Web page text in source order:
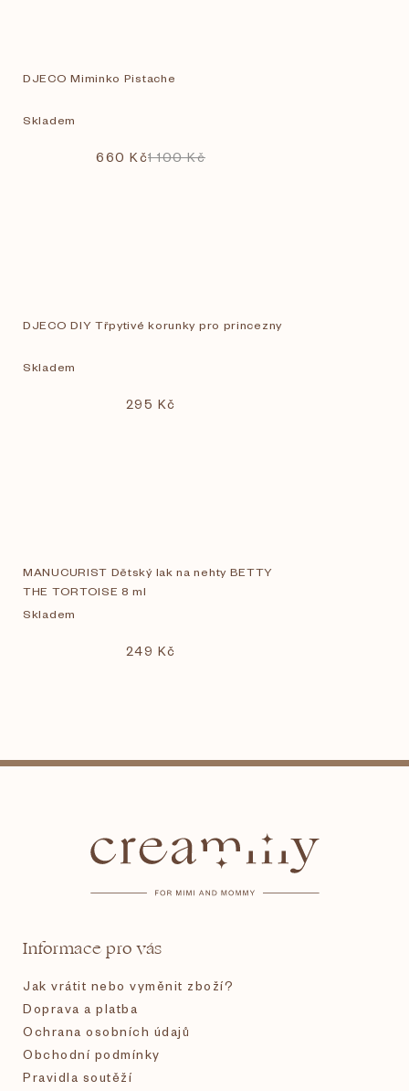
DJECO Miminko Pistache
Skladem
660 Kč1 100 Kč
DJECO DIY Třpytivé korunky pro princezny
Skladem
295 Kč
MANUCURIST Dětský lak na nehty BETTY
THE TORTOISE 8 ml
Skladem
249 Kč
Informace pro vás
Jak vrátit nebo vyměnit zboží?
Doprava a platba
Ochrana osobních údajů
Obchodní podmínky
Pravidla soutěží